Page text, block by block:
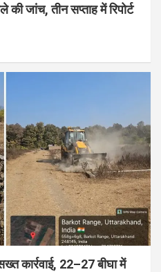
की जांच, तीन सप्ताह में रिपोर्ट
कार्रवाई, 22–27 बीघा में